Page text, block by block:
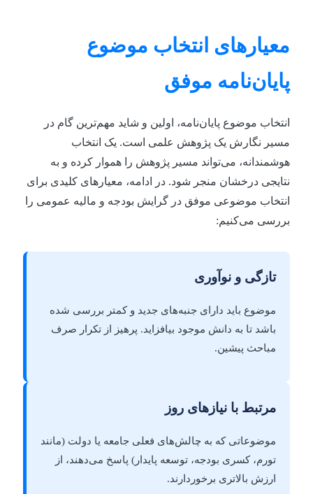
معیارهای انتخاب موضوع
پایان‌نامه موفق
انتخاب موضوع پایان‌نامه، اولین و شاید مهم‌ترین گام در
مسیر نگارش یک پژوهش علمی است. یک انتخاب
هوشمندانه، می‌تواند مسیر پژوهش را هموار کرده و به
نتایجی درخشان منجر شود. در ادامه، معیارهای کلیدی برای
انتخاب موضوعی موفق در گرایش بودجه و مالیه عمومی را
بررسی می‌کنیم:
تازگی و نوآوری
موضوع باید دارای جنبه‌های جدید و کمتر بررسی شده
باشد تا به دانش موجود بیافزاید. پرهیز از تکرار صرف
مباحث پیشین.
مرتبط با نیازهای روز
موضوعاتی که به چالش‌های فعلی جامعه یا دولت (مانند
تورم، کسری بودجه، توسعه پایدار) پاسخ می‌دهند، از
ارزش بالاتری برخوردارند.